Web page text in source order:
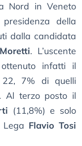
Nord in Veneto
della
dalla candidata
. L’uscente
infatti il
7% di quelli
Al terzo posto il
(11,8%) e solo
Flavio Tosi